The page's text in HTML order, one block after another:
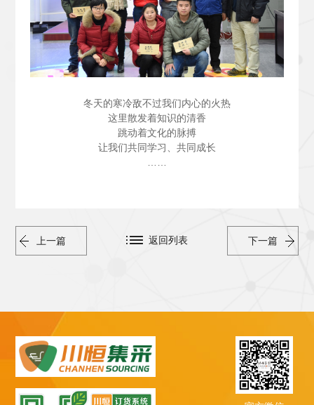
冬天的寒冷敌不过我们内心的火热
这里散发着知识的清香
跳动着文化的脉搏
让我们共同学习、共同成长
上一篇 下一篇
返回列表